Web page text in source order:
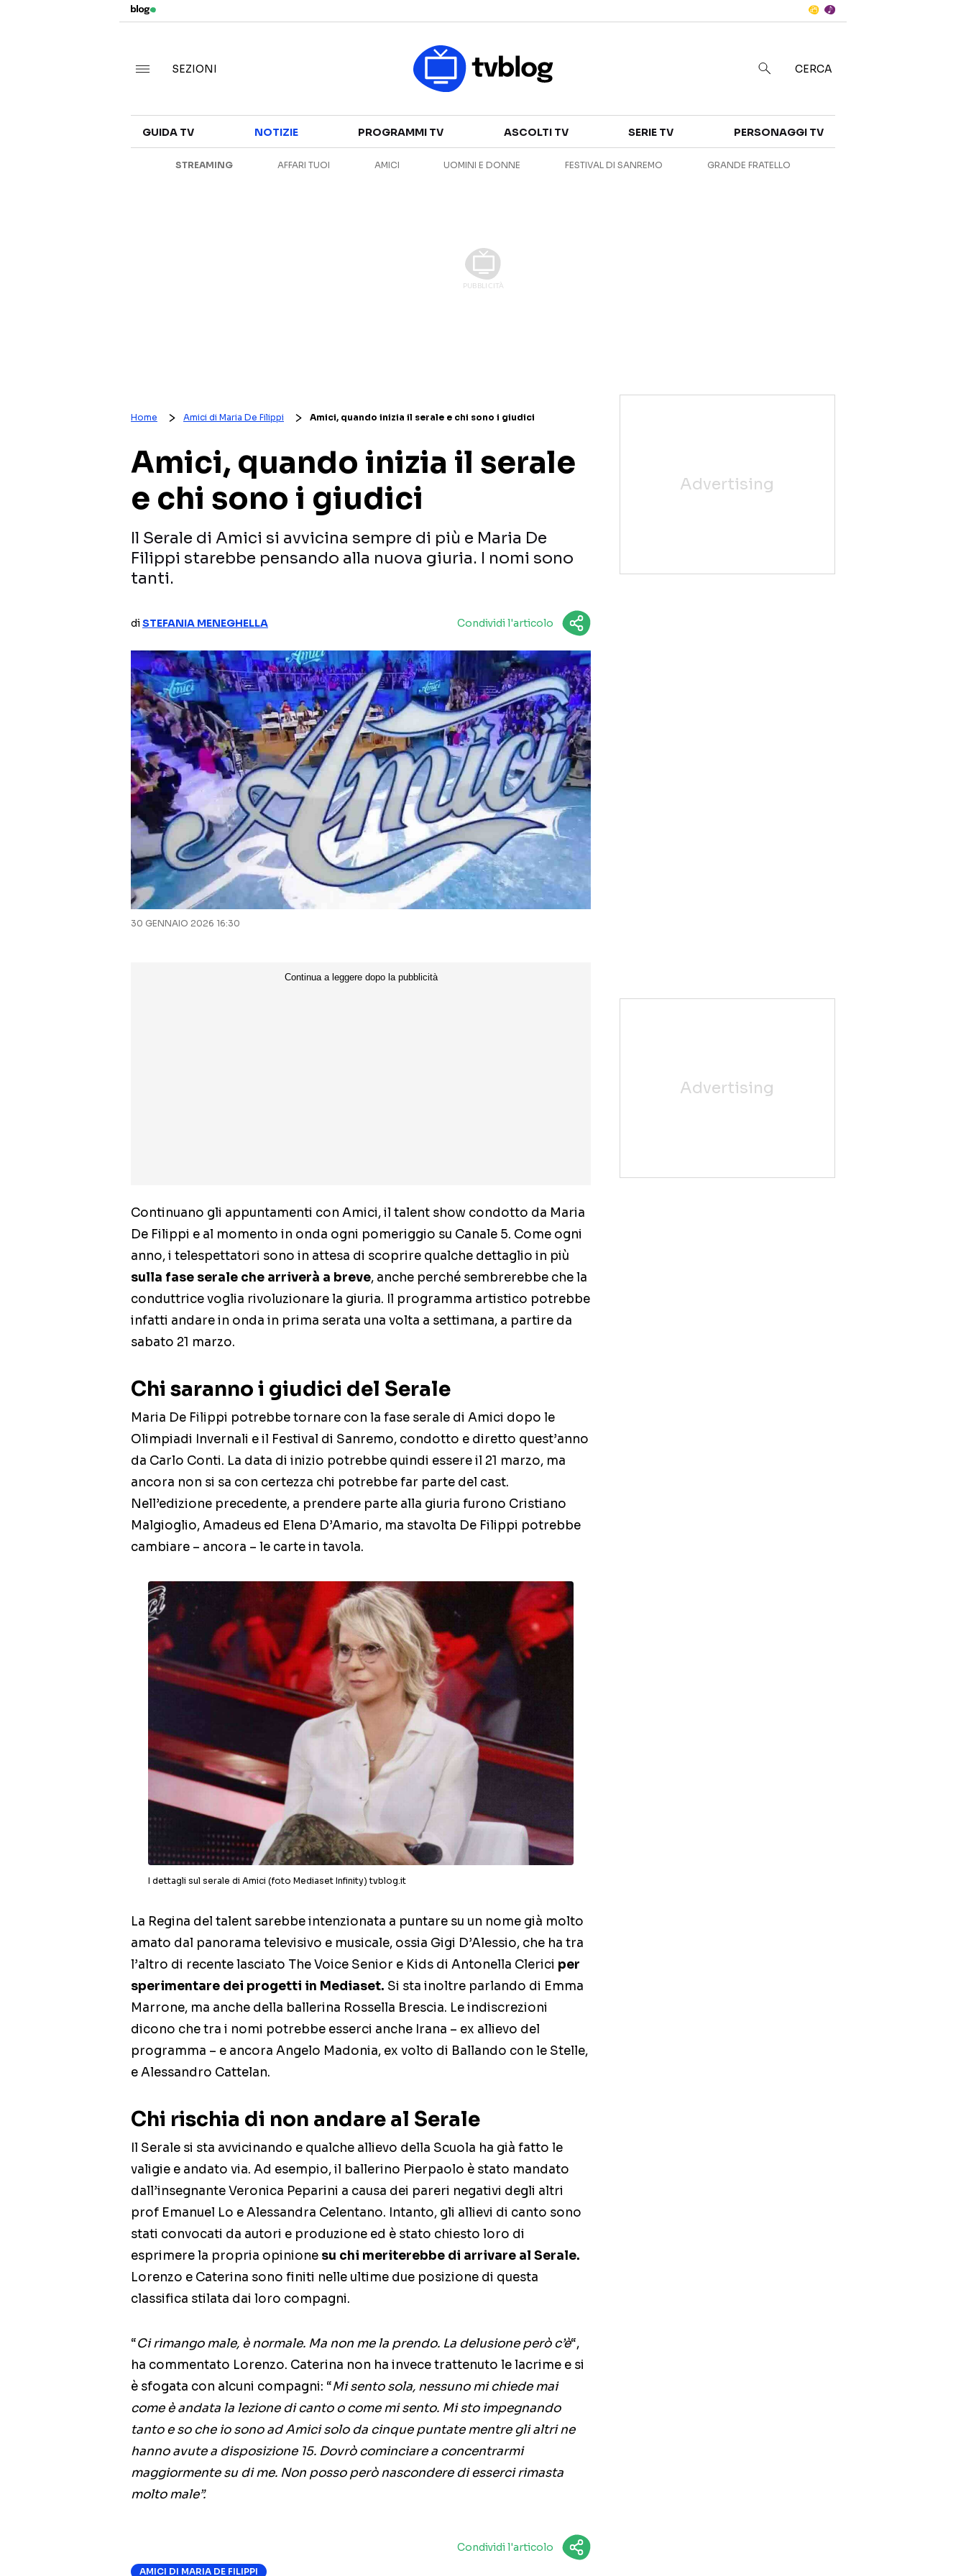
CANALI TV
SERIE TV
ANTEPRIME
SEZIONI CERCA
GUIDA TV NOTIZIE PROGRAMMI TV ASCOLTI TV SERIE TV PERSONAGGI TV
STREAMING AFFARI TUOI AMICI UOMINI E DONNE FESTIVAL DI SANREMO GRANDE FRATELLO
Home Amici di Maria De Filippi Amici, quando inizia il serale e chi sono i giudici
Amici, quando inizia il serale
e chi sono i giudici
Il Serale di Amici si avvicina sempre di più e Maria De
Filippi starebbe pensando alla nuova giuria. I nomi sono
tanti.
diSTEFANIA MENEGHELLA Condividi l'articolo
30 GENNAIO 2026 16:30
Continuano gli appuntamenti con Amici, il talent show condotto da Maria
De Filippi e al momento in onda ogni pomeriggio su Canale 5. Come ogni
anno, i telespettatori sono in attesa di scoprire qualche dettaglio in più
sulla fase serale che arriverà a breve, anche perché sembrerebbe che la
conduttrice voglia rivoluzionare la giuria. Il programma artistico potrebbe
infatti andare in onda in prima serata una volta a settimana, a partire da
sabato 21 marzo.
Chi saranno i giudici del Serale
Maria De Filippi potrebbe tornare con la fase serale di Amici dopo le
Olimpiadi Invernali e il Festival di Sanremo, condotto e diretto quest’anno
da Carlo Conti. La data di inizio potrebbe quindi essere il 21 marzo, ma
ancora non si sa con certezza chi potrebbe far parte del cast.
Nell’edizione precedente, a prendere parte alla giuria furono Cristiano
Malgioglio, Amadeus ed Elena D’Amario, ma stavolta De Filippi potrebbe
cambiare – ancora – le carte in tavola.
I dettagli sul serale di Amici (foto Mediaset Infinity) tvblog.it
La Regina del talent sarebbe intenzionata a puntare su un nome già molto
amato dal panorama televisivo e musicale, ossia Gigi D’Alessio, che ha tra
l’altro di recente lasciato The Voice Senior e Kids di Antonella Clerici per
sperimentare dei progetti in Mediaset. Si sta inoltre parlando di Emma
Marrone, ma anche della ballerina Rossella Brescia. Le indiscrezioni
dicono che tra i nomi potrebbe esserci anche Irana – ex allievo del
programma – e ancora Angelo Madonia, ex volto di Ballando con le Stelle,
e Alessandro Cattelan.
Chi rischia di non andare al Serale
Il Serale si sta avvicinando e qualche allievo della Scuola ha già fatto le
valigie e andato via. Ad esempio, il ballerino Pierpaolo è stato mandato
dall’insegnante Veronica Peparini a causa dei pareri negativi degli altri
prof Emanuel Lo e Alessandra Celentano. Intanto, gli allievi di canto sono
stati convocati da autori e produzione ed è stato chiesto loro di
esprimere la propria opinione su chi meriterebbe di arrivare al Serale.
Lorenzo e Caterina sono finiti nelle ultime due posizione di questa
classifica stilata dai loro compagni.
“Ci rimango male, è normale. Ma non me la prendo. La delusione però c’è“,
ha commentato Lorenzo. Caterina non ha invece trattenuto le lacrime e si
è sfogata con alcuni compagni: “Mi sento sola, nessuno mi chiede mai
come è andata la lezione di canto o come mi sento. Mi sto impegnando
tanto e so che io sono ad Amici solo da cinque puntate mentre gli altri ne
hanno avute a disposizione 15. Dovrò cominciare a concentrarmi
maggiormente su di me. Non posso però nascondere di esserci rimasta
molto male”.
Condividi l'articolo
AMICI DI MARIA DE FILIPPI